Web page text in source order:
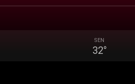
SEN
32°